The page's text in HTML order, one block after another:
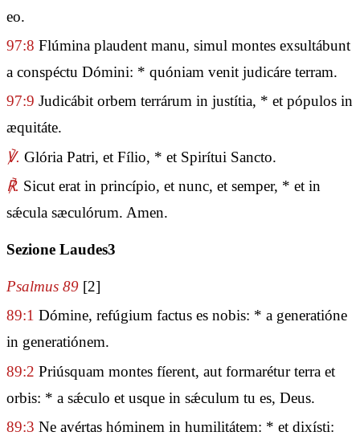
eo.
97:8 Flúmina plaudent manu, simul montes exsultábunt
a conspéctu Dómini: * quóniam venit judicáre terram.
97:9 Judicábit orbem terrárum in justítia, * et pópulos in
æquitáte.
℣. Glória Patri, et Fílio, * et Spirítui Sancto.
℟. Sicut erat in princípio, et nunc, et semper, * et in
sǽcula sæculórum. Amen.
Sezione Laudes3
Psalmus 89 [2]
89:1 Dómine, refúgium factus es nobis: * a generatióne
in generatiónem.
89:2 Priúsquam montes fíerent, aut formarétur terra et
orbis: * a sǽculo et usque in sǽculum tu es, Deus.
89:3 Ne avértas hóminem in humilitátem: * et dixísti: